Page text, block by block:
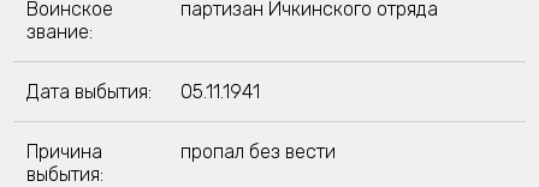
Воинское
звание:
партизан Ичкинского отряда
Дата выбытия: 05.11.1941
Причина
выбытия:
пропал без вести